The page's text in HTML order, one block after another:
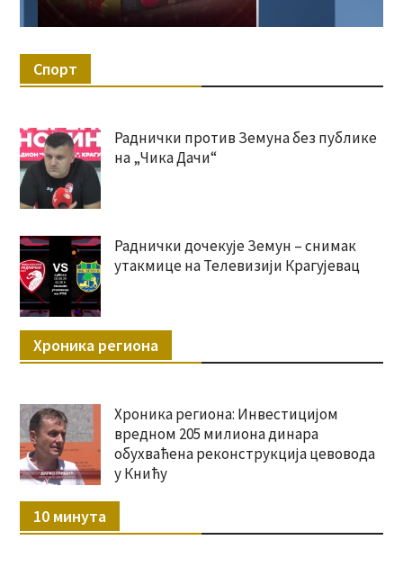
Спорт
Раднички против Земуна без публике
на „Чика Дачи“
Раднички дочекује Земун – снимак
утакмице на Телевизији Крагујевац
Хроника региона
Хроника региона: Инвестицијом
вредном 205 милиона динара
обухваћена реконструкција цевовода
у Книћу
10 минута